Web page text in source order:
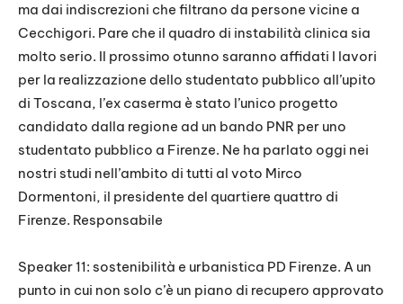
ma dai indiscrezioni che filtrano da persone vicine a
Cecchigori. Pare che il quadro di instabilità clinica sia
molto serio. Il prossimo otunno saranno affidati I lavori
per la realizzazione dello studentato pubblico all’upito
di Toscana, l’ex caserma è stato l’unico progetto
candidato dalla regione ad un bando PNR per uno
studentato pubblico a Firenze. Ne ha parlato oggi nei
nostri studi nell’ambito di tutti al voto Mirco
Dormentoni, il presidente del quartiere quattro di
Firenze. Responsabile
Speaker 11: sostenibilità e urbanistica PD Firenze. A un
punto in cui non solo c’è un piano di recupero approvato